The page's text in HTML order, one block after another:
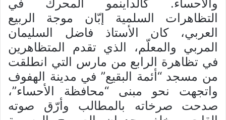
والأحساء. كالداينمو المحرك في
التظاهرات السلمية إبّان موجة الربيع
العربي، كان الأستاذ فاضل السليمان
المربي والمعلّم، الذي تقدم المتظاهرين
في تظاهرة الرابع من مارس التي انطلقت
من مسجد “أئمة البقيع” في مدينة الهفوف
واتجهت نحو مبنى “محافظة الأحساء”،
صدحت صرخاته بالمطالب وأرّق صوته